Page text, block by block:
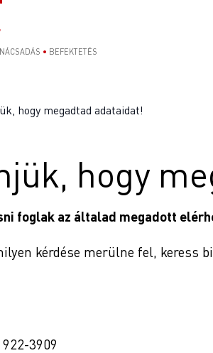
• BEFEKTETÉS
hogy megadtad adataidat!
hogy
foglak az általad megadott
kérdése merülne fel, keress
3909